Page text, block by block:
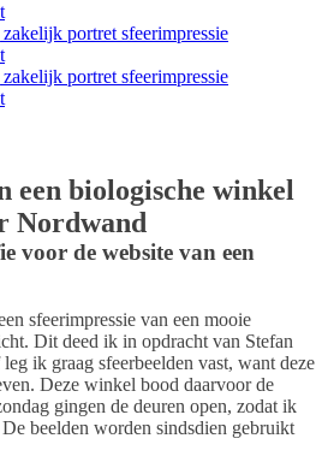
een biologische winkel
Nordwand
voor de website van een
sfeerimpressie van een mooie
Dit deed ik in opdracht van Stefan
ik graag sfeerbeelden vast, want deze
Deze winkel bood daarvoor de
gingen de deuren open, zodat ik
beelden worden sindsdien gebruikt